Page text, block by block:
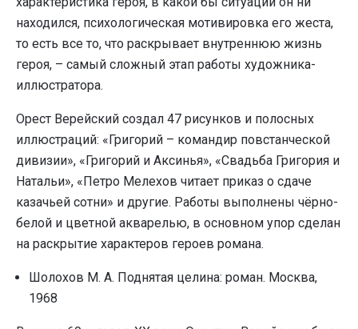
находился, психологическая мотивировка его жеста,
то есть все то, что раскрывает внутреннюю жизнь
героя, – самый сложный этап работы художника-
иллюстратора.
Орест Верейский создал 47 рисунков и полосных
иллюстраций: «Григорий – командир повстанческой
дивизии», «Григорий и Аксинья», «Свадьба Григория и
Натальи», «Петро Мелехов читает приказ о сдаче
казачьей сотни» и другие. Работы выполнены чёрно-
белой и цветной акварелью, в основном упор сделан
на раскрытие характеров героев романа.
Шолохов М. А. Поднятая целина: роман. Москва,
1968